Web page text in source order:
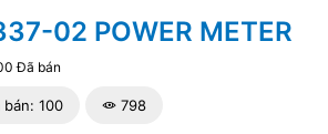
02 POWER METER
Đã bán
bán: 100 798